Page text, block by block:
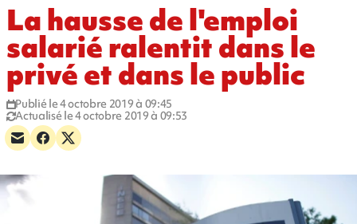
La hausse de l'emploi
salarié ralentit dans le
privé et dans le public
Publié le 4 octobre 2019 à 09:45
Actualisé le 4 octobre 2019 à 09:53